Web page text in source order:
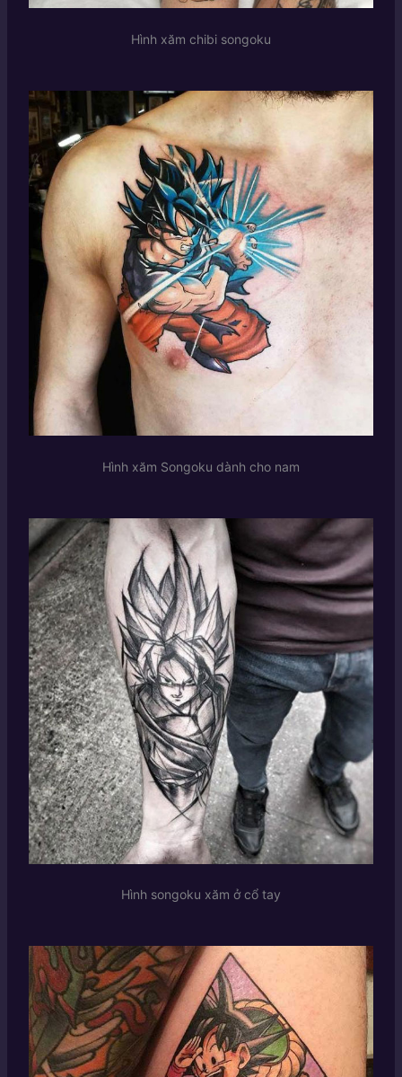
Hình xăm chibi songoku
Hình xăm Songoku dành cho nam
Hình songoku xăm ở cổ tay